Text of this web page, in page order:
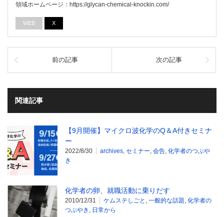
領域ホームページ：https://glycan-chemical-knockin.com/
WEB X
前の記事 次の記事
関連記事
【9月開催】マイクロ波化学のQ＆A付きセミナ
ー
2022/8/30 archives, セミナー, 会告, 化学者のつぶや
き
化学者の卵、就職活動に乗りだす
2010/12/31 ケムステしごと , 一般的な話題, 化学者の
つぶやき , 日常から